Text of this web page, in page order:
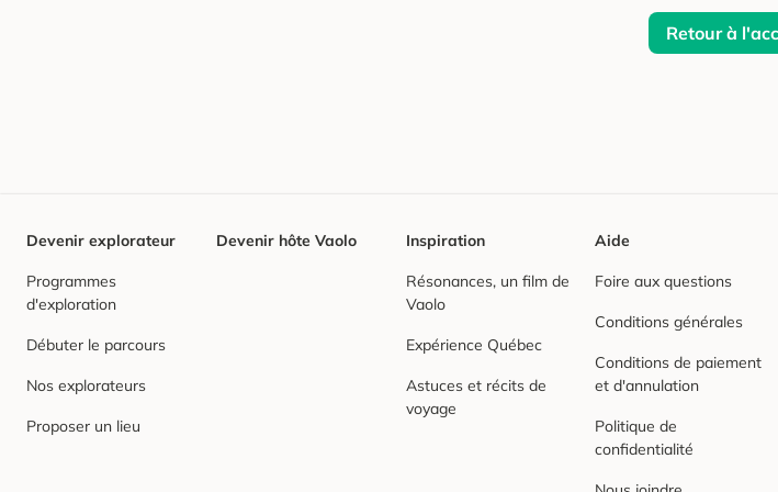
Retour à
Devenir explorateur
Programmes
d'exploration
Débuter le parcours
Nos explorateurs
Proposer un lieu
Devenir hôte Vaolo Inspiration
Résonances, un film de
Vaolo
Expérience Québec
Astuces et récits de
voyage
Aide
Foire aux questions
Conditions générales
Conditions de paiement
et d'annulation
Politique de
confidentialité